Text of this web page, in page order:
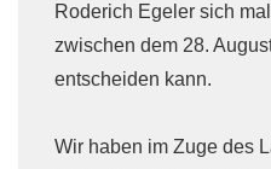
Roderich Egeler sich
zwischen dem 28.
entscheiden kann.
Wir haben im Zuge des